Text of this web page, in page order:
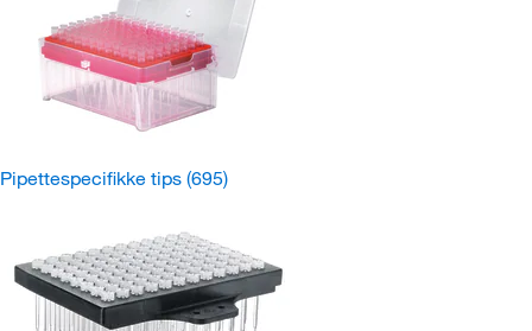
Pipettespecifikke tips (695)